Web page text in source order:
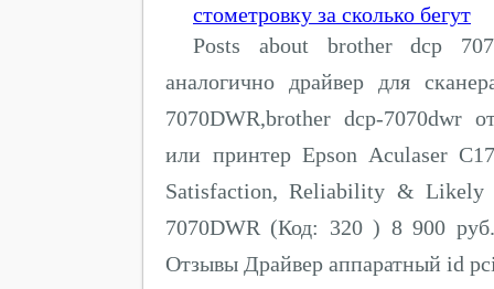
стометровку за сколько бегут
Posts about brother dcp
аналогично драйвер для
7070DWR,brother dcp-7070dwr
или принтер Epson Aculaser
Satisfaction, Reliability &
7070DWR (Код: 320 ) 8 900
Отзывы Драйвер аппаратный id